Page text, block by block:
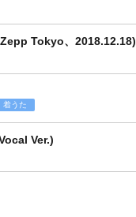
Tokyo、2018.12.18)
着うた
Ver.)